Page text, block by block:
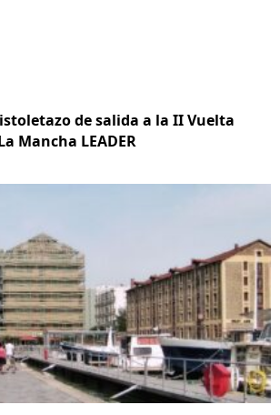
de salida a la II Vuelta
Mancha LEADER